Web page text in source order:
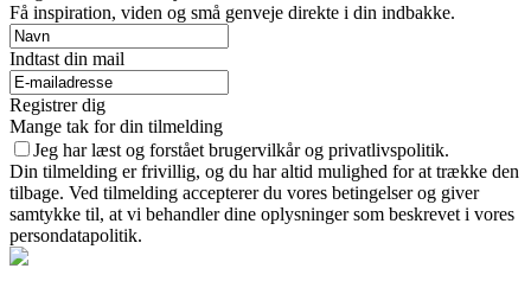
Få inspiration, viden og små genveje direkte i din indbakke.
Indtast din mail
Registrer dig
Mange tak for din tilmelding
Jeg har læst og forstået brugervilkår og privatlivspolitik.
Din tilmelding er frivillig, og du har altid mulighed for at trække den
tilbage. Ved tilmelding accepterer du vores betingelser og giver
samtykke til, at vi behandler dine oplysninger som beskrevet i vores
persondatapolitik.